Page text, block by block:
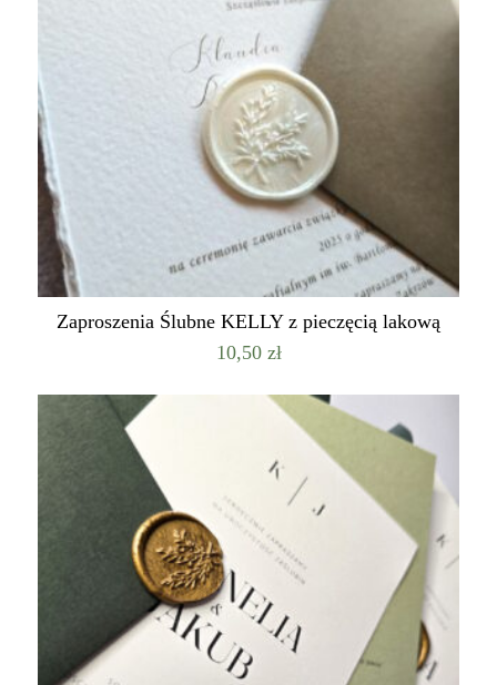
Zaproszenia Ślubne KELLY z pieczęcią lakową
10,50 zł